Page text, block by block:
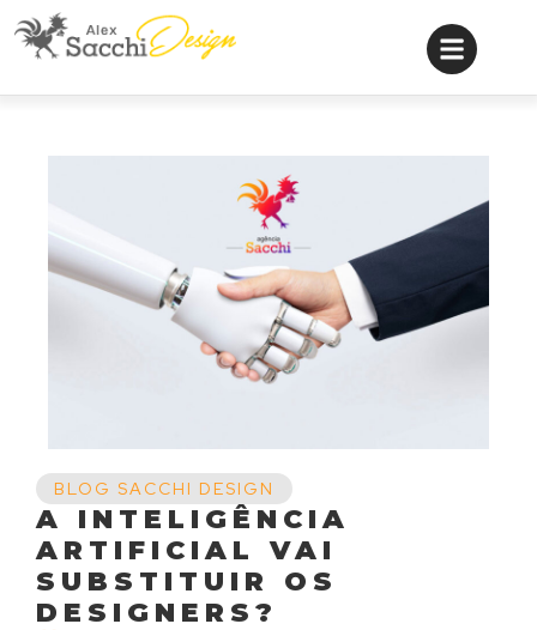
BLOG SACCHI DESIGN
A INTELIGÊNCIA
ARTIFICIAL VAI
SUBSTITUIR OS
DESIGNERS?